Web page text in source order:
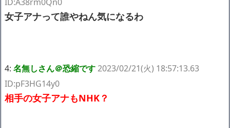
女子アナって誰やねん気になるわ
4: 名無しさん＠恐縮です2023/02/21(火) 18:57:13.63
ID:pF3HG14y0
相手の女子アナもNHK？